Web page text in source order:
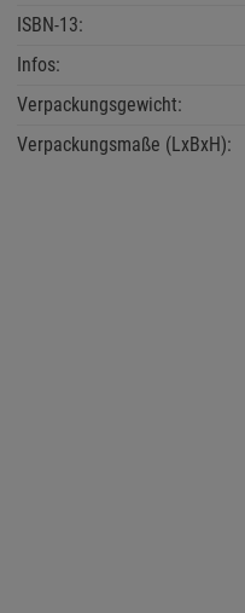
ISBN-13:
Infos:
Verpackungsgewicht:
Verpackungsmaße (LxBxH):